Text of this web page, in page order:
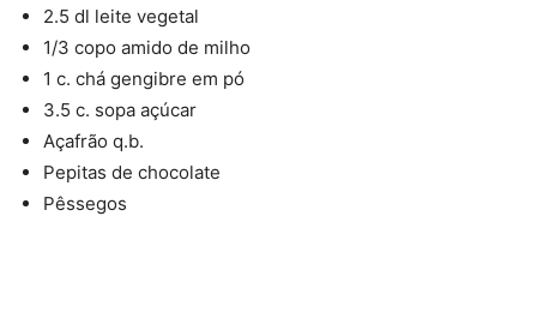
2.5 dl leite vegetal
1/3 copo amido de milho
1 c. chá gengibre em pó
3.5 c. sopa açúcar
Açafrão q.b.
Pepitas de chocolate
Pêssegos